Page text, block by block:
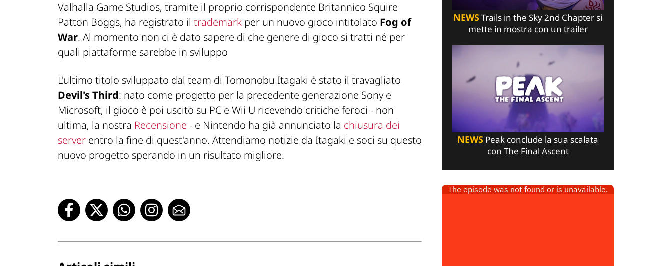
Valhalla Game Studios, tramite il proprio corrispondente Britannico Squire
Patton Boggs, ha registrato il trademark per un nuovo gioco intitolato Fog of
War. Al momento non ci è dato sapere di che genere di gioco si tratti né per
quali piattaforme sarebbe in sviluppo
L'ultimo titolo sviluppato dal team di Tomonobu Itagaki è stato il travagliato
Devil's Third: nato come progetto per la precedente generazione Sony e
Microsoft, il gioco è poi uscito su PC e Wii U ricevendo critiche feroci - non
ultima, la nostra Recensione - e Nintendo ha già annunciato la chiusura dei
server entro la fine di quest'anno. Attendiamo notizie da Itagaki e soci su questo
nuovo progetto sperando in un risultato migliore.
NEWSTrails in the Sky 2nd Chapter si
mette in mostra con un trailer
NEWS Peak conclude la sua scalata
con The Final Ascent